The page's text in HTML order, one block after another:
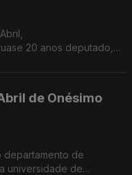
20 anos deputado,
de Onésimo
universidade de